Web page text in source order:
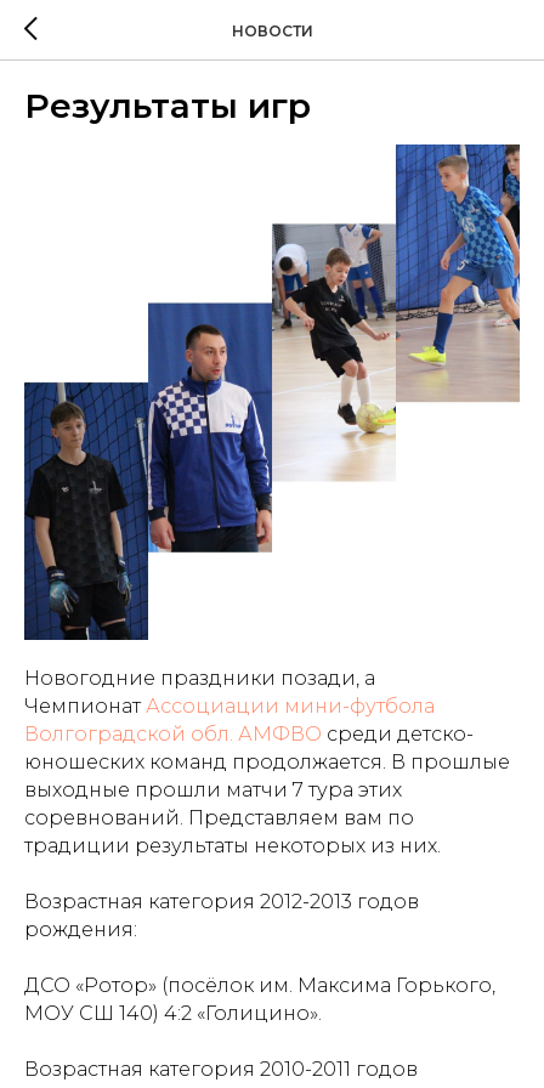
НОВОСТИ
Результаты игр
Новогодние праздники позади, а
ЧемпионатАссоциации мини-футбола
Волгоградской обл. АМФВО среди детско-
юношеских команд продолжается. В прошлые
выходные прошли матчи 7 тура этих
соревнований. Представляем вам по
традиции результаты некоторых из них.
Возрастная категория 2012-2013 годов
рождения:
ДСО «Ротор» (посёлок им. Максима Горького,
МОУ СШ 140) 4:2 «Голицино».
Возрастная категория 2010-2011 годов